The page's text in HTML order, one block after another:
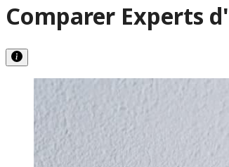
Comparer Experts